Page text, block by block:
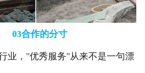
03合作的分寸
，"优秀服务"从来不是一句漂